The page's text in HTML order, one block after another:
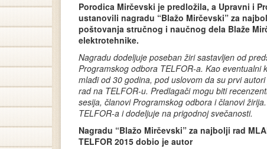
Porodica Mirčevski je predložila, a Upravni i
ustanovili nagradu “Blažo Mirčevski” za
poštovanja stručnog i naučnog dela Blaže
elektrotehnike.
Nagradu dodeljuje poseban žiri sastavljen od
Programskog odbora TELFOR-a. Kao
mlađi od 30 godina, pod uslovom da su prvi
rad na TELFOR-u. Predlagači mogu biti
sesija, članovi Programskog odbora i članovi
TELFOR-a i dodeljuje na prigodnoj svečanosti.
Nagradu “Blažo Mirčevski” za najbolji rad
TELFOR 2015 dobio je autor